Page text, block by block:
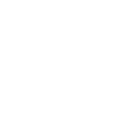
Málaga y Las Palmas
playoff de ascenso a
Canaria por la mínima
global y, en caso de
‘Larrubiazo’ hacia el